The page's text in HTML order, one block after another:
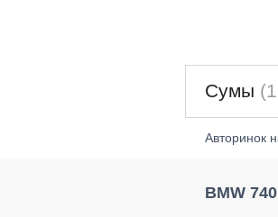
Сумы
Авторинок
BMW